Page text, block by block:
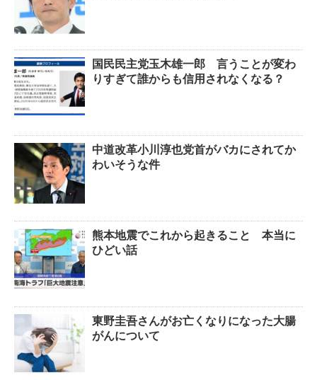
国民民主党玉木雄一郎 言うことが変わ
りすぎて誰からも信用されなくなる？
中道改革小川淳也党首がバカにされてか
わいそうな件
熊本地震でこれから起きること 本当に
ひどい話
東野圭吾さんがお亡くなりになった大腸
がんについて